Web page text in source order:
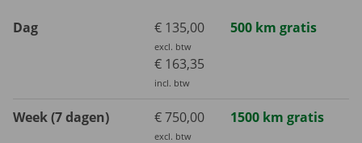
Dag € 135,00
excl. btw
€ 163,35
incl. btw
500 km gratis
Week (7 dagen) € 750,00
excl. btw
1500 km gratis